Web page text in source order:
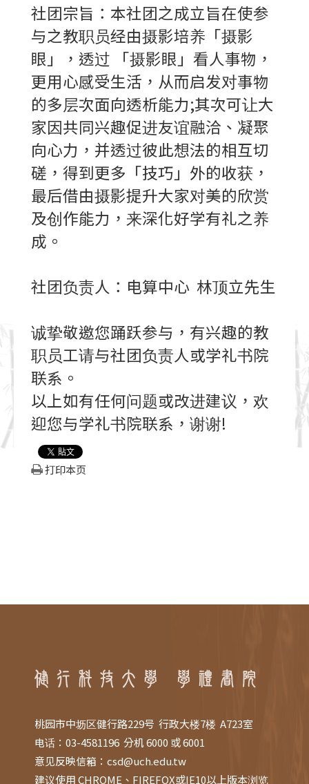
社团宗旨：本社团之成立旨在使参
与之教职员经由摄影培养「摄影
眼」，透过 「摄影眼」看人事物，
更用心感受生活，从而启发对事物
的多层次面向透析能力;其次可让大
家因共同兴趣促进友谊融洽、凝聚
向心力，并透过彼此想法的相互切
磋，得到更多「技巧」外的收获，
最后借由摄影提升大家对美的欣赏
及创作能力，来深化好学有礼之养
成。
社团负责人：电算中心 林顶立先生
诚挚敬邀您踊跃参与，有兴趣的教
职员工请与社团负责人或学礼书院
联系。
以上如有任何问题或改进建议，欢
迎您与学礼书院联系，谢谢!
打印本页
桃园市中坜区健行路229号 行政大楼7楼 A723室
电话：03-4581196 分机 6000 或 6001
意见反映信箱： csd@uch.edu.tw
建议使用 CHROME、FIREFOX或IE10以上版本浏览